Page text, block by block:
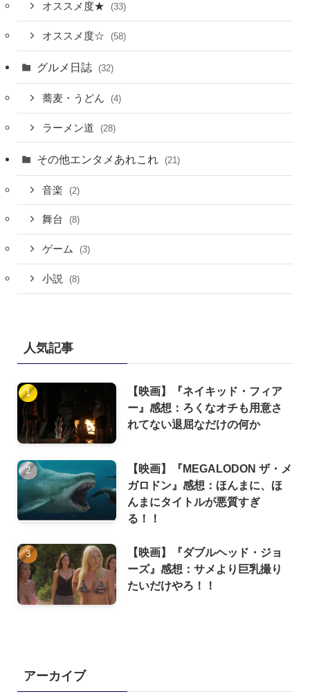
オススメ度★ (33)
オススメ度☆ (58)
グルメ日誌 (32)
蕎麦・うどん (4)
ラーメン道 (28)
その他エンタメあれこれ (21)
音楽 (2)
舞台 (8)
ゲーム (3)
小説 (8)
人気記事
【映画】『ネイキッド・フィア
ー』感想：ろくなオチも用意さ
れてない退屈なだけの何か
【映画】『MEGALODON ザ・メ
ガロドン』感想：ほんまに、ほ
んまにタイトルが悪質すぎ
る！！
【映画】『ダブルヘッド・ジョ
ーズ』感想：サメより巨乳撮り
たいだけやろ！！
アーカイブ